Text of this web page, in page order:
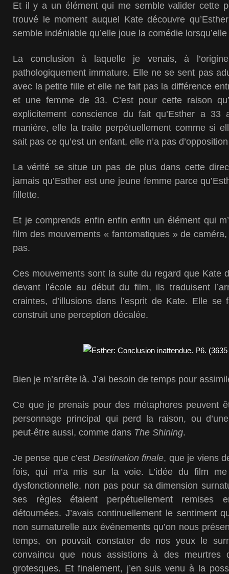
Et il y a un élément qui me semble valider cette
trouvé le moment auquel Kate découvre
semble indéniable qu’elle joue la comédie lorsqu’elle
La conclusion à laquelle je venais, à
pathologiquement immature. Elle ne se sent pas
avec la petite fille et elle ne fait pas la différence
et une femme de 33. C’est pour cette raison
explicitement conscience du fait qu’Esther a 33
manière, elle la traite perpétuellement comme si
sait pas ce qu’est un enfant, elle n’a pas
La vérité se situe un pas de plus dans cette
jamais qu’Esther est une jeune femme parce
fillette.
Et je comprends enfin enfin enfin un élément qui
film des mouvements « fantomatiques » de
pas.
Ces mouvements sont la suite du regard que Kate
devant l’école au début du film, ils traduisent
craintes, d’illusions dans l’esprit de Kate. Elle
construit une perception décalée.
Bien je m’arrête là. J’ai besoin de temps pour
Ce que je prenais pour des métaphores peuvent
personnage principal qui perd la raison, ou
peut-être aussi, comme dans The Shining.
Je pense que c’est Destination finale, que je viens
fois, qui m’a mis sur la voie. L’idée du film me
dysfonctionnelle, non pas pour sa dimension
ses règles étaient perpétuellement remises
détournées. J’avais continuellement le sentiment
non surnaturelle aux événements qu’on nous
temps, on pouvait constater de nos yeux le
convaincu que nous assistions à des meurtres
grotesques. Et finalement, j’en suis venu à la